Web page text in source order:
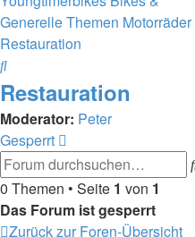
Generelle Themen Motorräder
Restauration
Suche
Restauration
Moderator: Peter
Gesperrt
0 Themen • Seite 1 von 1
Das Forum ist gesperrt
Zurück zur Foren-Übersicht